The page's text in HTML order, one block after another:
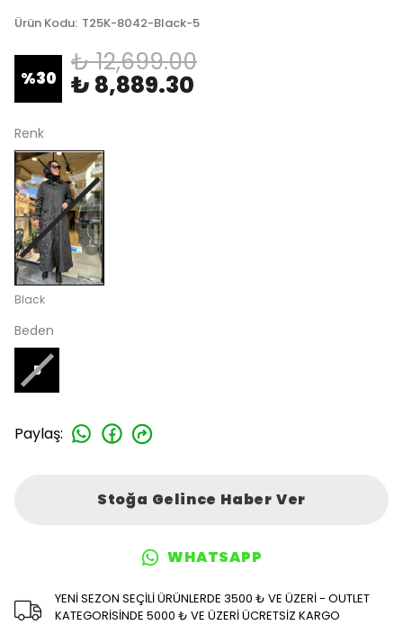
Ürün Kodu: T25K-8042-Black-5
%30
₺ 12,699.00
₺ 8,889.30
Renk
Black
Beden
5
Paylaş:
Stoğa Gelince Haber Ver
WHATSAPP
YENİ SEZON SEÇİLİ ÜRÜNLERDE 3500 ₺ VE ÜZERİ - OUTLET
KATEGORİSİNDE 5000 ₺ VE ÜZERİ ÜCRETSİZ KARGO